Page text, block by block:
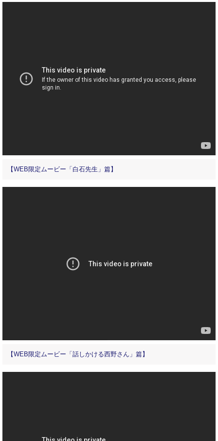
【WEB限定ムービー「白石先生」篇】
【WEB限定ムービー「話しかける西野さん」篇】